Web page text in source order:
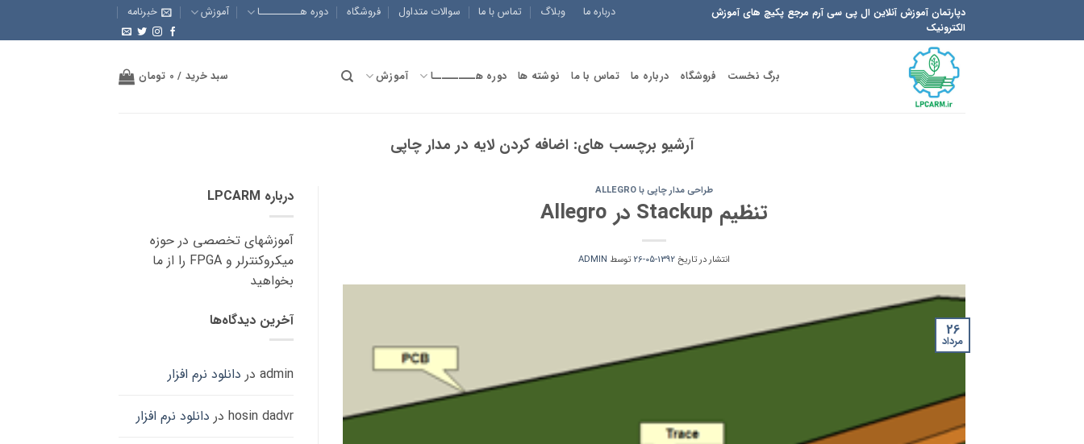
دپارتمان آموزش آنلاین ال پی سی آرم مرجع پکیچ های آموزش
الکترونیک
درباره ما وبلاگ تماس با ما سوالات متداول فروشگاه دوره هــــــــــا آموزش خبرنامه
برگ نخست فروشگاه درباره ما تماس با ما نوشته ها دوره هــــــــــا آموزش سبد خرید / 0 تومان
آرشیو برچسب های:اضافه کردن لایه در مدار چاپی
طراحی مدار چاپی با ALLEGRO
تنظیم Stackup در Allegro
انتشار در تاریخ1392-05-26 توسط ADMIN
26
مرداد
درباره LPCARM
آموزشهای تخصصی در حوزه
میکروکنترلر و FPGA را از ما
بخواهید
آخرین دیدگاه‌ها
admin در دانلود نرم افزار
hosin dadvr در دانلود نرم افزار